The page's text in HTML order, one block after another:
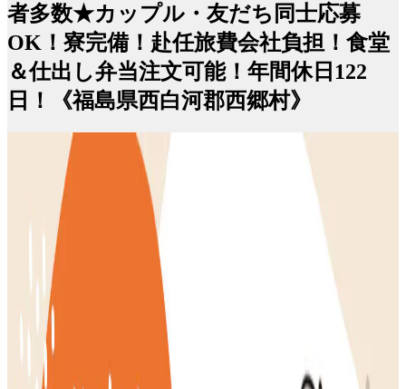
者多数★カップル・友だち同士応募
OK！寮完備！赴任旅費会社負担！食堂
＆仕出し弁当注文可能！年間休日122
日！《福島県西白河郡西郷村》